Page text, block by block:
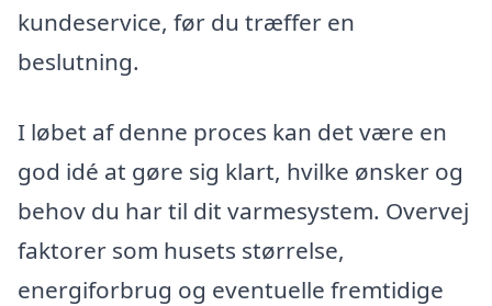
kundeservice, før du træffer en
beslutning.
I løbet af denne proces kan det være en
god idé at gøre sig klart, hvilke ønsker og
behov du har til dit varmesystem. Overvej
faktorer som husets størrelse,
energiforbrug og eventuelle fremtidige